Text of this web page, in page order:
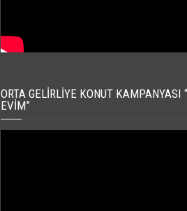
ORTA GELIRLIYE KONUT KAMPANYASI
EVIM”